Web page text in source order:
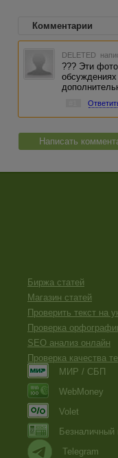
Комментарии
DELETED
??? Эти
Написать
Биржа статей
Магазин статей
Проверить текст на
Проверка
SEO анализ онлайн
Проверка качества
МИР / СБП
WebMoney
Volet
Безналичный
Telegram